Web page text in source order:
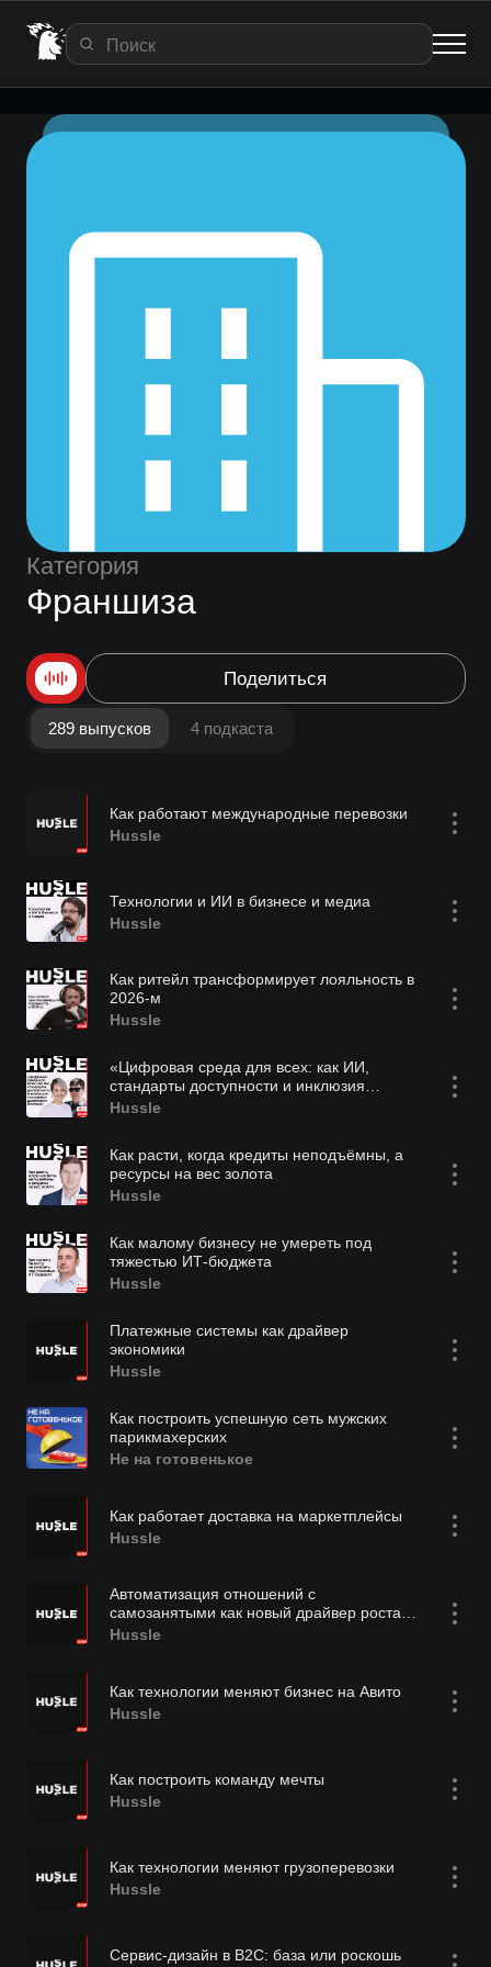
Категория
Франшиза
Поделиться
289 выпусков 4 подкаста
Как работают международные перевозки
Hussle
Технологии и ИИ в бизнесе и медиа
Hussle
Как ритейл трансформирует лояльность в
2026-м
Hussle
«Цифровая среда для всех: как ИИ,
стандарты доступности и инклюзия
становятся драйвером бизнеса»
Hussle
Как расти, когда кредиты неподъёмны, а
ресурсы на вес золота
Hussle
Как малому бизнесу не умереть под
тяжестью ИТ-бюджета
Hussle
Платежные системы как драйвер
экономики
Hussle
Как построить успешную сеть мужских
парикмахерских
Не на готовенькое
Как работает доставка на маркетплейсы
Hussle
Автоматизация отношений с
самозанятыми как новый драйвер роста
малого и среднего бизнеса
Hussle
Как технологии меняют бизнес на Авито
Hussle
Как построить команду мечты
Hussle
Как технологии меняют грузоперевозки
Hussle
Сервис-дизайн в B2C: база или роскошь